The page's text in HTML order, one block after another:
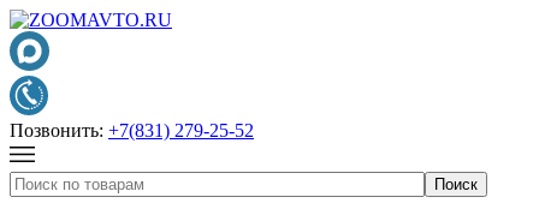
Позвонить: +7(831) 279-25-52